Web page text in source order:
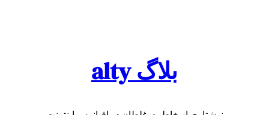
بلاگ alty